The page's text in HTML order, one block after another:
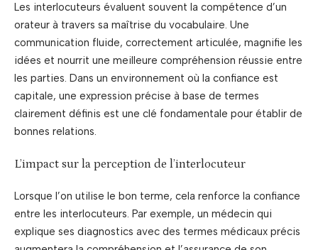
Les interlocuteurs évaluent souvent la compétence d’un
orateur à travers sa maîtrise du vocabulaire. Une
communication fluide, correctement articulée, magnifie les
idées et nourrit une meilleure compréhension réussie entre
les parties. Dans un environnement où la confiance est
capitale, une expression précise à base de termes
clairement définis est une clé fondamentale pour établir de
bonnes relations.
L’impact sur la perception de l’interlocuteur
Lorsque l’on utilise le bon terme, cela renforce la confiance
entre les interlocuteurs. Par exemple, un médecin qui
explique ses diagnostics avec des termes médicaux précis